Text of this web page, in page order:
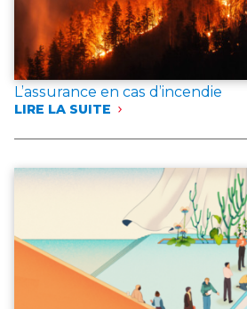
L’assurance en cas d’incendie
LIRE LA SUITE
:
D’INCENDIE